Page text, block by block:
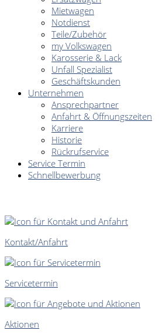
Mietwagen
Notdienst
Teile/Zubehör
my Volkswagen
Karosserie & Lack
Unfall Spezialist
Geschäftskunden
Unternehmen
Ansprechpartner
Anfahrt & Öffnungszeiten
Karriere
Historie
Rückrufservice
Service Termin
Schnellbewerbung
Kontakt/Anfahrt
Servicetermin
Aktionen